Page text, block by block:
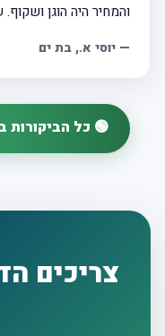
והמחיר היה הוגן
— יוסי א., בת ים
🟢 כל הביקורות
צריכים